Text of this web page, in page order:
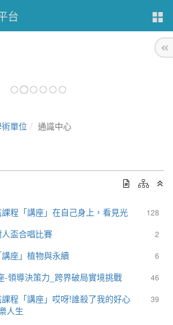
台
單位 通識中心
128
程「講座」在自己身上，看見光
2
盃合唱比賽
6
座」植物與永續
46
-領導決策力_跨界破局實境挑戰
39
程「講座」哎呀!誰殺了我的好心
人生